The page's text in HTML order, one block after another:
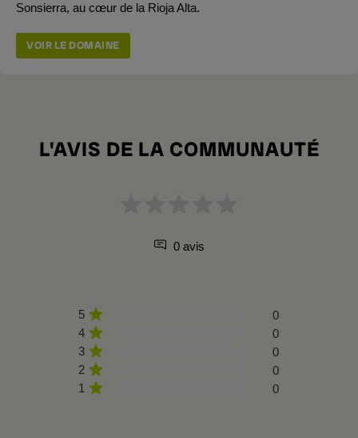
Sonsierra, au cœur de la Rioja Alta.
VOIR LE DOMAINE
L'AVIS DE LA COMMUNAUTÉ
0 avis
5
0
4
0
3
0
2
0
1
0